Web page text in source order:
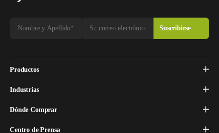
Productos
Industrias
Dónde Comprar
Centro de Prensa